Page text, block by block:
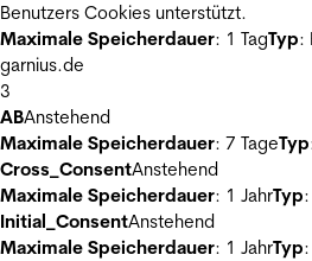
Benutzers Cookies unterstützt.
Maximale Speicherdauer: 1 TagTyp:
garnius.de
3
ABAnstehend
Maximale Speicherdauer: 7 TageTyp
Cross_ConsentAnstehend
Maximale Speicherdauer: 1 JahrTyp
Initial_ConsentAnstehend
Maximale Speicherdauer: 1 JahrTyp